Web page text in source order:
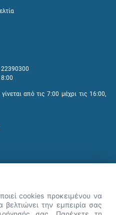
22390300
από τις 7:00 μέχρι τις 16:00,
cookies προκειμένου να
βελτιώνει την εμπειρία σας